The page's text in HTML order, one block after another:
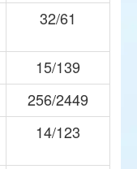
32/61
15/139
256/2449
14/123